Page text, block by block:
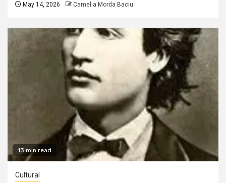
May 14, 2026 Camelia Morda Baciu
13 min read
Cultural